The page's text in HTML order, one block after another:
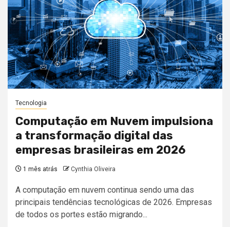
Tecnologia
Computação em Nuvem impulsiona
a transformação digital das
empresas brasileiras em 2026
1 mês atrás Cynthia Oliveira
A computação em nuvem continua sendo uma das
principais tendências tecnológicas de 2026. Empresas
de todos os portes estão migrando...